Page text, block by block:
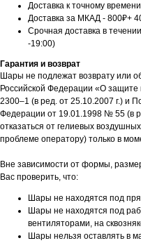
Доставка к точному
Доставка за МКАД - 800₽+
Срочная доставка в
-19:00)
Гарантия и возврат
Шары не подлежат возврату или
Российской Федерации «О
2300–1 (в ред. от 25.10.2007 г.) и
Федерации от 19.01.1998 № 55 (в
отказаться от гелиевых
проблеме оператору) только в
Вне зависимости от формы,
Вас проверить, что:
Шары не находятся под
Шары не находятся под
вентиляторами, на
Шары нельзя оставлять в